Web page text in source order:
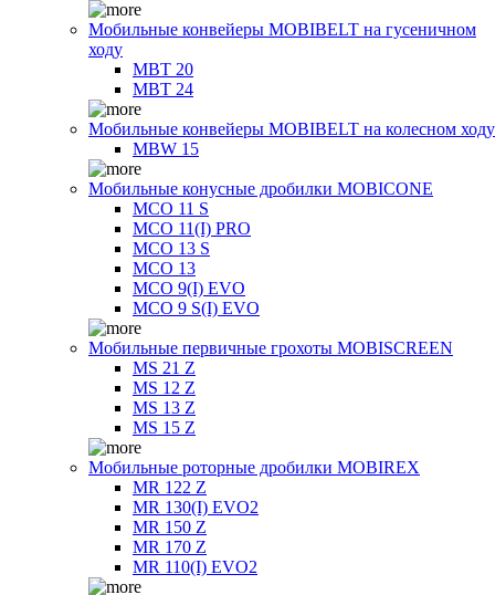
Мобильные конвейеры MOBIBELT на гусеничном
ходу
MBT 20
MBT 24
Мобильные конвейеры MOBIBELT на колесном ходу
MBW 15
Мобильные конусные дробилки MOBICONE
MCO 11 S
MCO 11(I) PRO
MCO 13 S
MCO 13
MCO 9(I) EVO
MCO 9 S(I) EVO
Мобильные первичные грохоты MOBISCREEN
MS 21 Z
MS 12 Z
MS 13 Z
MS 15 Z
Мобильные роторные дробилки MOBIREX
MR 122 Z
MR 130(I) EVO2
MR 150 Z
MR 170 Z
MR 110(I) EVO2